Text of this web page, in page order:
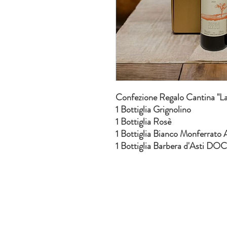
Confezione Regalo Cantina
1 Bottiglia Grignolino
1 Bottiglia Rosè
1 Bottiglia Bianco Monferrato
1 Bottiglia Barbera d'Asti